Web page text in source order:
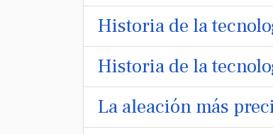
Historia de la
Historia de la
La aleación más